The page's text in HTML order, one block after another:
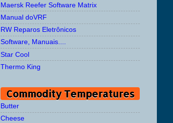
Maersk Reefer Software Matrix
Manual doVRF
RW Reparos Eletrônicos
Software, Manuais....
Star Cool
Thermo King
Commodity Temperatures
Butter
Cheese